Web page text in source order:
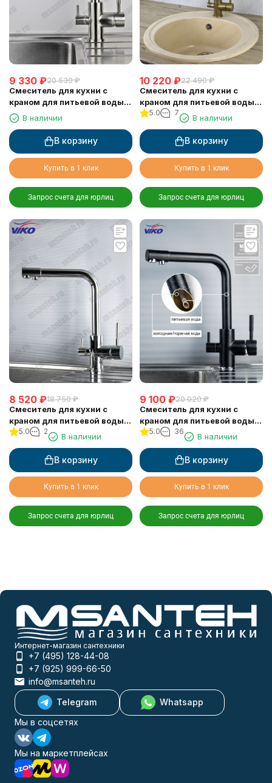
9 330 ₽20 530 ₽
Смеситель для кухни с
краном для питьевой воды
VIKO V-5054
В наличии
В корзину
Купить в 1 клик
Запрос счета для юрлиц
10 220 ₽22 490 ₽
Смеситель для кухни с
краном для питьевой воды
VIKO V-5064
5.0 7
В наличии
В корзину
Купить в 1 клик
Запрос счета для юрлиц
8 520 ₽18 750 ₽
Смеситель для кухни с
краном для питьевой воды
VIKO V-5004
5.0 2
В наличии
В корзину
Купить в 1 клик
Запрос счета для юрлиц
9 100 ₽20 020 ₽
Смеситель для кухни с
краном для питьевой воды
VIKO V-5024
5.0 36
В наличии
В корзину
Купить в 1 клик
Запрос счета для юрлиц
Интернет-магазин сантехники
+7 (495) 128-44-08
+7 (925) 999-66-50
info@msanteh.ru
Telegram
Whatsapp
Мы в соцсетях
Мы на маркетплейсах